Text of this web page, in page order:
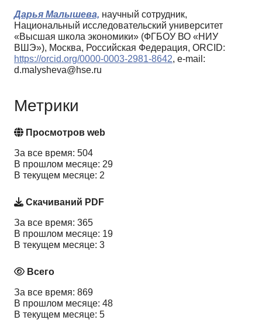
Дарья Малышева, научный сотрудник,
Национальный исследовательский университет
«Высшая школа экономики» (ФГБОУ ВО «НИУ
ВШЭ»), Москва, Российская Федерация, ORCID:
https://orcid.org/0000-0003-2981-8642, e-mail:
d.malysheva@hse.ru
Метрики
Просмотров web
За все время: 504
В прошлом месяце: 29
В текущем месяце: 2
Скачиваний PDF
За все время: 365
В прошлом месяце: 19
В текущем месяце: 3
Всего
За все время: 869
В прошлом месяце: 48
В текущем месяце: 5